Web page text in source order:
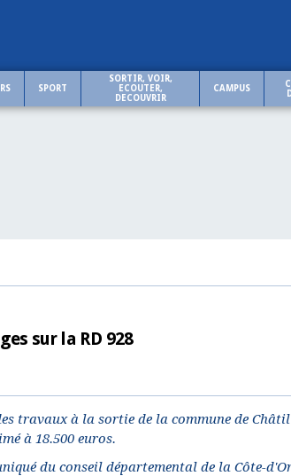
SPORT
SORTIR, VOIR,
ECOUTER,
DECOUVRIR
CAMPUS
sur la RD 928
travaux à la sortie de la commune de
à 18.500 euros.
du conseil départemental de la Côte-